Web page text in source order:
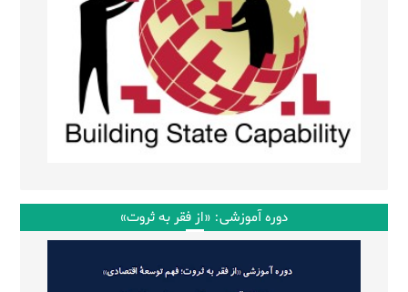
دوره آموزشی: «از فقر به ثروت»